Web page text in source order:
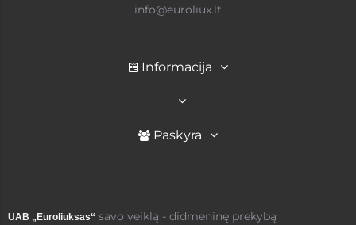
info@euroliux.lt
Informacija
Paskyra
UAB „Euroliuksas“ savo veiklą - didmeninę prekybą